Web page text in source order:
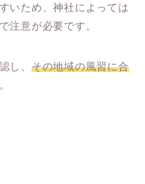
いため、神社によっては
注意が必要です。
し、 その地域の風習に合